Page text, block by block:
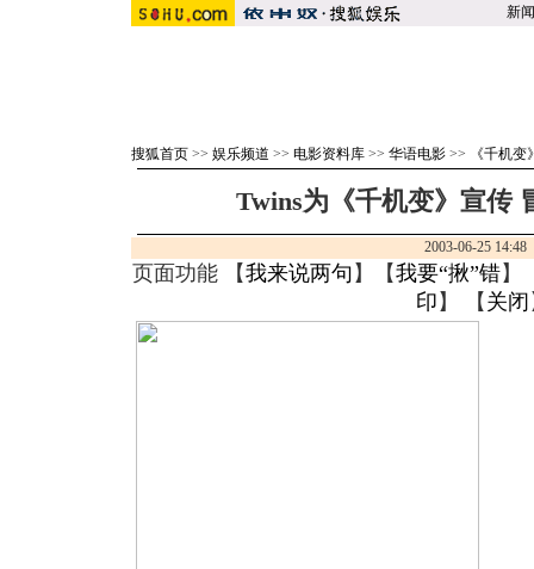
新闻
搜狐首页 >> 娱乐频道 >> 电影资料库 >> 华语电影 >> 《千机变
Twins为《千机变》宣传
2003-06-25
页面功能 【我来说两句 】【我要“揪”错】
印 】 【 关闭